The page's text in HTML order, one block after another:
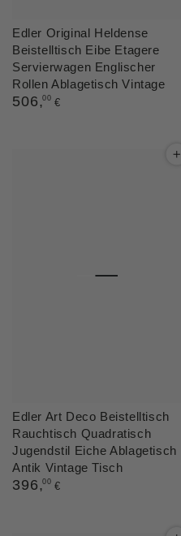
Edler Original Heldense
Beistelltisch Eibe Etagere
Servierwagen Englischer
Rollen Ablagetisch Vintage
Regulärer
506,00 €
Edler Art Deco Beistelltisch
Rauchtisch Quadratisch
Jugendstil Eiche Ablagetisch
Antik Vintage Tisch
Regulärer
396,00 €